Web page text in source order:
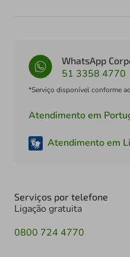
WhatsApp
51 3358 4770
*Serviço disponível conforme
Atendimento em
Atendimento em
Serviços por telefone
Ligação gratuita
0800 724 4770